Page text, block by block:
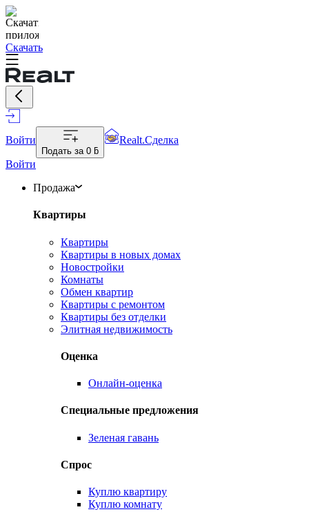
Скачать
Войти
Подать за 0 ƃ
Realt.Сделка
Войти
Продажа
Квартиры
Квартиры
Квартиры в новых домах
Новостройки
Комнаты
Обмен квартир
Квартиры с ремонтом
Квартиры без отделки
Элитная недвижимость
Оценка
Онлайн-оценка
Специальные предложения
Зеленая гавань
Спрос
Куплю квартиру
Куплю комнату